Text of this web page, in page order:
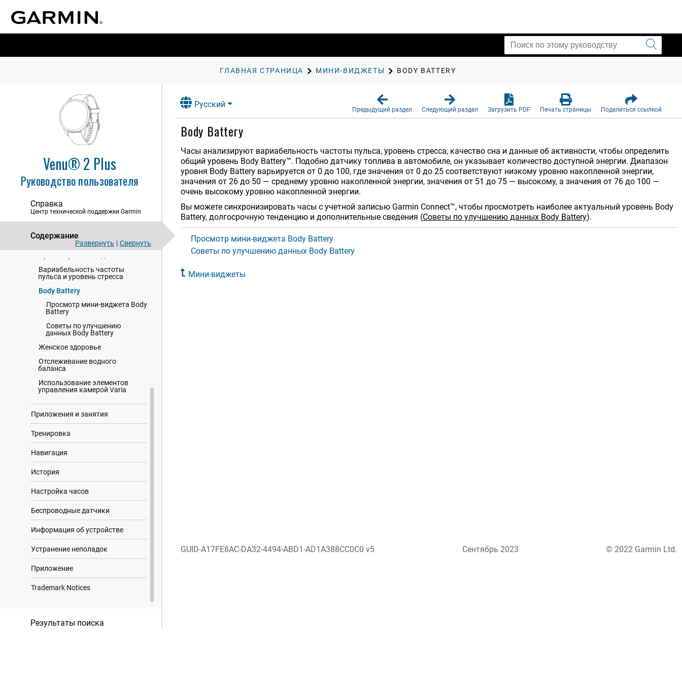
ГЛАВНАЯ СТРАНИЦА МИНИ-ВИДЖЕТЫ BODY BATTERY
Venu® 2 Plus
Руководство пользователя
Справка
Центр технической поддержки Garmin
Содержание
Развернуть | Свернуть
Управление
Garmin Pay
Функции отслеживания и
безопасности
Профиль пользователя
Функции пульсометра
Отслеживание активности
Мини-виджеты
Вариабельность частоты
пульса и уровень стресса
Body Battery
Просмотр мини-виджета Body
Battery
Советы по улучшению
данных Body Battery
Женское здоровье
Отслеживание водного
баланса
Использование элементов
управления камерой Varia
Приложения и занятия
Тренировка
Навигация
История
Настройка часов
Беспроводные датчики
Информация об устройстве
Устранение неполадок
Приложение
Trademark Notices
Результаты поиска
Русский
Предыдущий раздел Следующий раздел Загрузить PDF Печать страницы Поделиться ссылкой
Body Battery
Часы анализируют вариабельность частоты пульса, уровень стресса, качество сна и данные об активности, чтобы определить
общий уровень Body Battery™. Подобно датчику топлива в автомобиле, он указывает количество доступной энергии. Диапазон
уровня Body Battery варьируется от 0 до 100, где значения от 0 до 25 соответствуют низкому уровню накопленной энергии,
значения от 26 до 50 — среднему уровню накопленной энергии, значения от 51 до 75 — высокому, а значения от 76 до 100 —
очень высокому уровню накопленной энергии.
Вы можете синхронизировать часы с учетной записью Garmin Connect™, чтобы просмотреть наиболее актуальный уровень Body
Battery, долгосрочную тенденцию и дополнительные сведения (Советы по улучшению данных Body Battery).
Просмотр мини-виджета Body Battery
Советы по улучшению данных Body Battery
Мини-виджеты
GUID-A17FE8AC-DA32-4494-ABD1-AD1A388CC0C0 v5 Сентябрь 2023 © 2022 Garmin Ltd.